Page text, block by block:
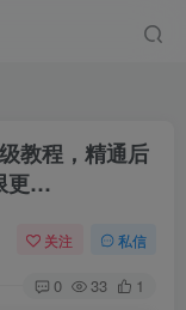
教程，精通后
更…
关注 私信
0 33 1